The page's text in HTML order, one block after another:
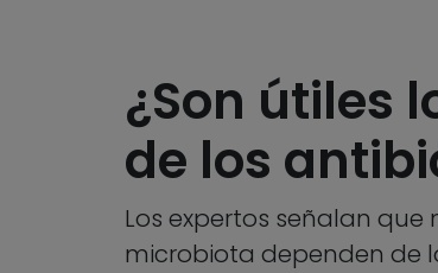
¿Son útiles
de los
Los expertos señalan
microbiota dependen de